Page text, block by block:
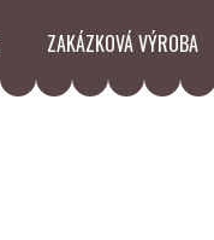
ZAKÁZKOVÁ VÝROBA